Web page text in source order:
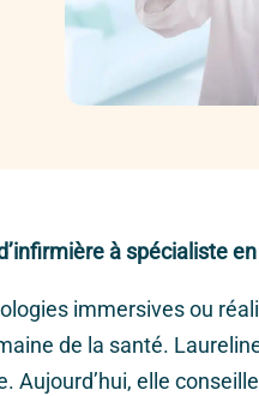
àspécialiste
immersives ou
de la santé.
Aujourd’hui, elle